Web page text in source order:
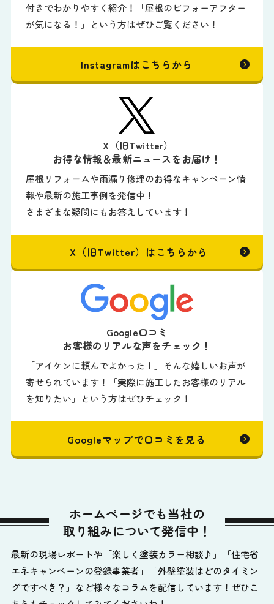
付きでわかりやすく紹介！「屋根のビフォーアフター
が気になる！」という方はぜひご覧ください！
Instagramはこちらから
X（旧Twitter）
お得な情報＆最新ニュースをお届け！
屋根リフォームや雨漏り修理のお得なキャンペーン情
報や最新の施工事例を発信中！
さまざまな疑問にもお答えしています！
X（旧Twitter）はこちらから
Google口コミ
お客様のリアルな声をチェック！
「アイケンに頼んでよかった！」そんな嬉しいお声が
寄せられています！「実際に施工したお客様のリアル
を知りたい」という方はぜひチェック！
Googleマップで口コミを見る
ホームページでも当社の
取り組みについて発信中！
最新の現場レポートや「楽しく塗装カラー相談♪」「住宅省
エネキャンペーンの登録事業者」「外壁塗装はどのタイミン
グですべき？」など様々なコラムを配信しています！ぜひこ